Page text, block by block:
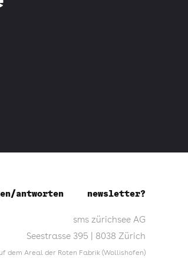
antworten newsletter?
sms zürichsee AG
Seestrasse 395 | 8038 Zürich
dem Areal der Roten Fabrik (Wollishofen)